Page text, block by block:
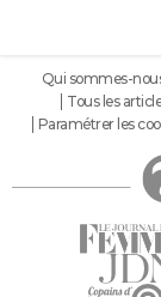
Qui sommes-
Tous les
Paramétrer les